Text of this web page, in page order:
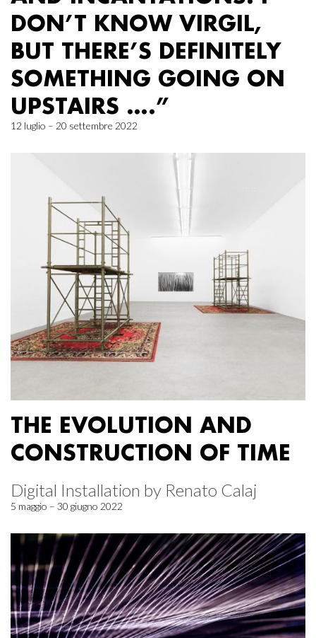
DON’T KNOW VIRGIL,
BUT THERE’S DEFINITELY
SOMETHING GOING ON
UPSTAIRS ….”
12 luglio – 20 settembre 2022
THE EVOLUTION AND
CONSTRUCTION OF TIME
Digital Installation by Renato Calaj
5 maggio – 30 giugno 2022